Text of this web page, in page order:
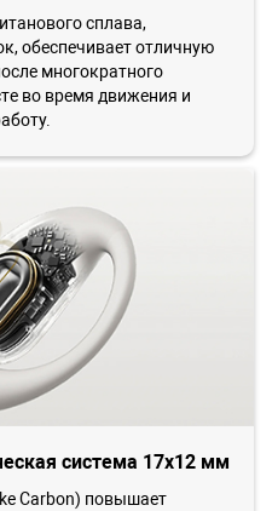
сплава,
обеспечивает отличную
многократного
во время движения и
система 17x12 мм
Carbon) повышает